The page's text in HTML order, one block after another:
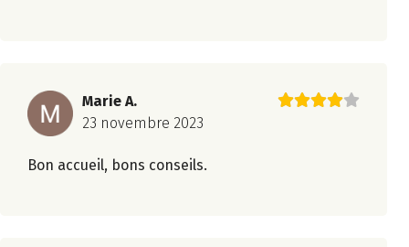
Marie A.
23 novembre 2023
Bon accueil, bons conseils.